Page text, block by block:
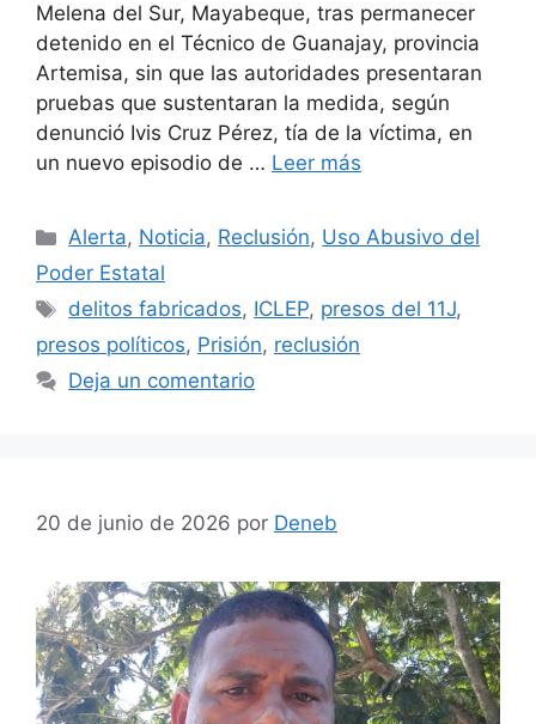
Melena del Sur, Mayabeque, tras permanecer
detenido en el Técnico de Guanajay, provincia
Artemisa, sin que las autoridades presentaran
pruebas que sustentaran la medida, según
denunció Ivis Cruz Pérez, tía de la víctima, en
un nuevo episodio de … Leer más
Categorías
Alerta, Noticia, Reclusión, Uso Abusivo del
Poder Estatal
Etiquetas
delitos fabricados, ICLEP, presos del 11J,
presos políticos, Prisión, reclusión
Deja un comentario
20 de junio de 2026 por Deneb